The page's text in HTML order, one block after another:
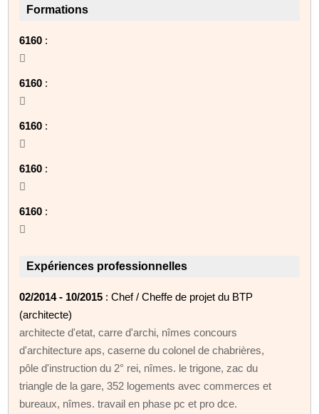
Formations
6160 :

6160 :

6160 :

6160 :

6160 :

Expériences professionnelles
02/2014 - 10/2015 : Chef / Cheffe de projet du BTP
(architecte)
architecte d'etat, carre d'archi, nîmes concours
d'architecture aps, caserne du colonel de chabrières,
pôle d'instruction du 2° rei, nîmes. le trigone, zac du
triangle de la gare, 352 logements avec commerces et
bureaux, nîmes. travail en phase pc et pro dce.